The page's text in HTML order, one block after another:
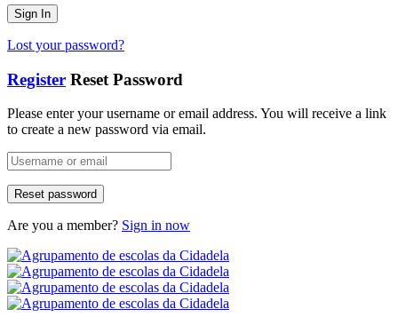
Lost your password?
Register Reset Password
Please enter your username or email address. You will receive a link
to create a new password via email.
Are you a member? Sign in now